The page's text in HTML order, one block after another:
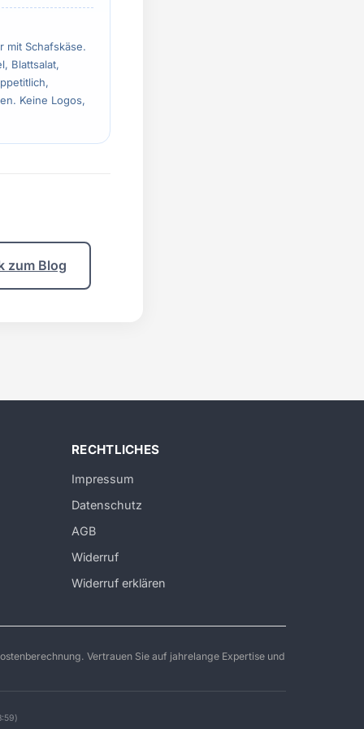
mit Schafskäse.
Blattsalat,
Keine Logos,
zum Blog
RECHTLICHES
Impressum
Datenschutz
AGB
Widerruf
Widerruf erklären
Vertrauen Sie auf jahrelange Expertise und